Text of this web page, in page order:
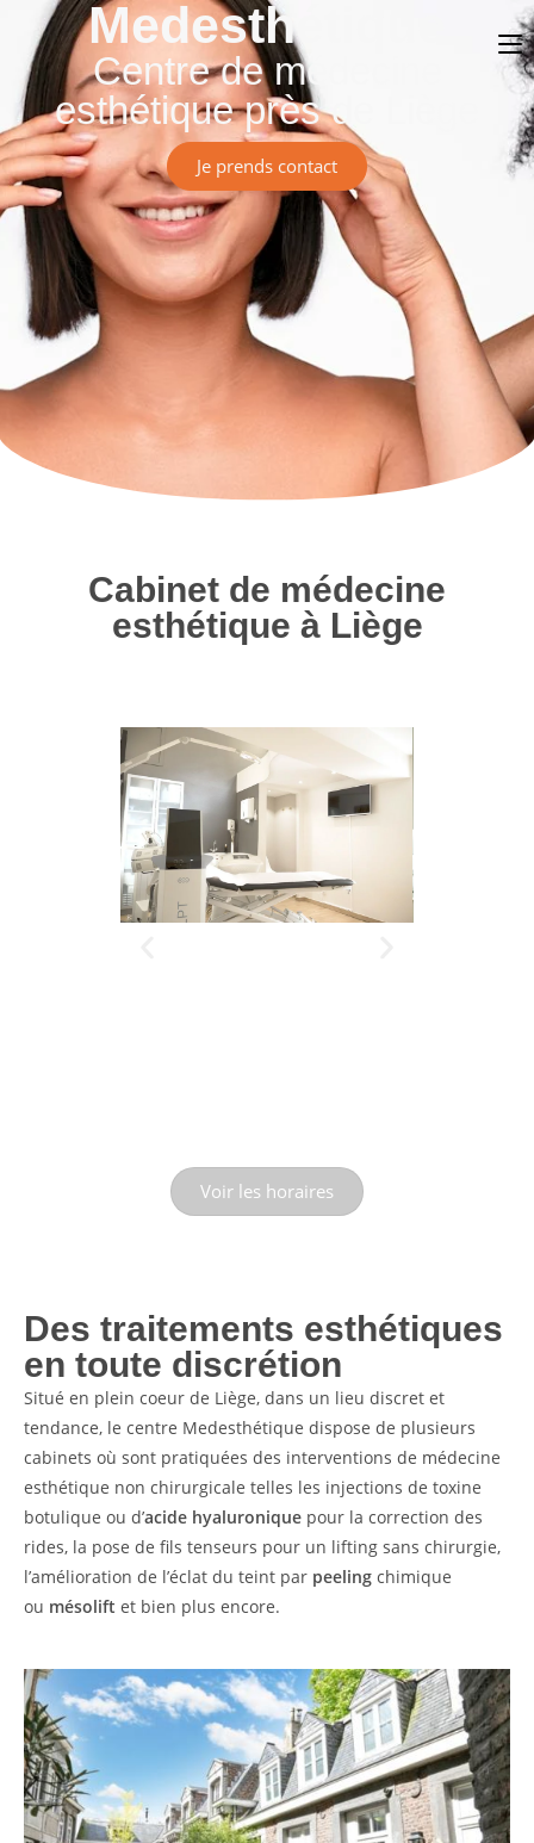
Medesthétique
Centre de médecine
esthétique près de Liège
Je prends contact
Cabinet de médecine
esthétique à Liège
Voir les horaires
Des traitements esthétiques
en toute discrétion
Situé en plein coeur de Liège, dans un lieu discret et
tendance, le centre Medesthétique dispose de plusieurs
cabinets où sont pratiquées des interventions de médecine
esthétique non chirurgicale telles les injections de toxine
botulique ou d’acide hyaluronique pour la correction des
rides, la pose de fils tenseurs pour un lifting sans chirurgie,
l’amélioration de l’éclat du teint par peeling chimique
ou mésolift et bien plus encore.